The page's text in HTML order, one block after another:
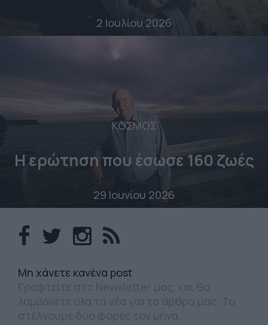
2 Ιουλίου 2026
ΚΟΣΜΟΣ
Η ερώτηση που έσωσε 160 ζωές
29 Ιουνίου 2026
Mη χάνετε κανένα post